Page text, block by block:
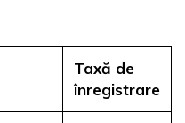
Taxă de
înregistrare